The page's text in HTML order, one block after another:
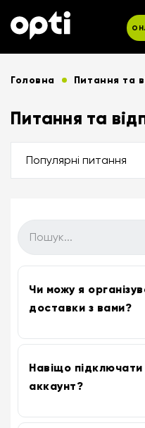
Головна Питання та
Питання та
Популярні питання
Чи можу я
доставки з вами?
Навіщо
аккаунт?